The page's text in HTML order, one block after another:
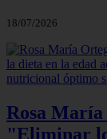
18/07/2026
Rosa
"Eliminar